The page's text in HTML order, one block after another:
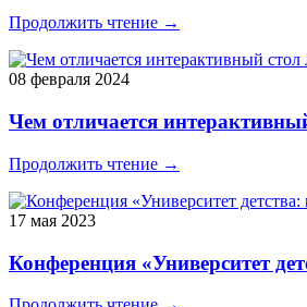
Продолжить чтение →
08 февраля 2024
Чем отличается
Продолжить чтение →
17 мая 2023
Конференция «Университет